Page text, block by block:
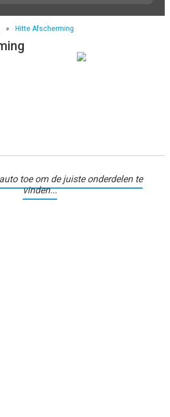
» Hitte Afscherming
toe om de juiste onderdelen te
vinden...